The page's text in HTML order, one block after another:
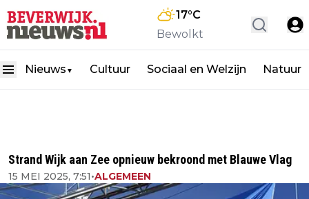
17°C
Bewolkt
Nieuws ▼ Cultuur Sociaal en Welzijn Natuur
Strand Wijk aan Zee opnieuw bekroond met Blauwe Vlag
15 MEI 2025, 7:51•ALGEMEEN